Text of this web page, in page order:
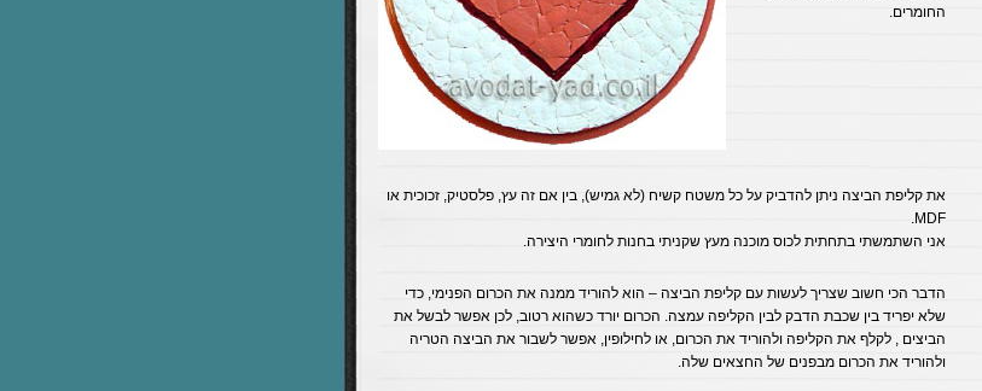
החומרים.
את קליפת הביצה ניתן להדביק על כל משטח קשיח (לא גמיש), בין אם זה עץ, פלסטיק, זכוכית או
MDF.
אני השתמשתי בתחתית לכוס מוכנה מעץ שקניתי בחנות לחומרי היצירה.
הדבר הכי חשוב שצריך לעשות עם קליפת הביצה – הוא להוריד ממנה את הכרום הפנימי, כדי
שלא יפריד בין שכבת הדבק לבין הקליפה עמצה. הכרום יורד כשהוא רטוב, לכן אפשר לבשל את
הביצים , לקלף את הקליפה ולהוריד את הכרום, או לחילופין, אפשר לשבור את הביצה הטריה
ולהוריד את הכרום מבפנים של החצאים שלה.